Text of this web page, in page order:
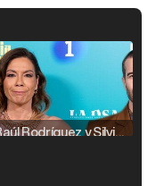
Raúl Rodríguez y Silvia Taulés nos cuentan su papel en 'La familia de la tele'